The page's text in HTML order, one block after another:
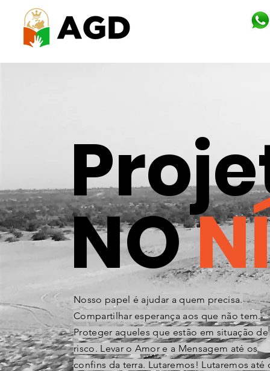
NO
Nosso papel é ajudar a quem precisa.
Compartilhar esperança aos que não tem.
Proteger aqueles que estão em situação de
risco. Levar o Amor e a Mensagem até os
confins da terra. Lutaremos! Lutaremos até